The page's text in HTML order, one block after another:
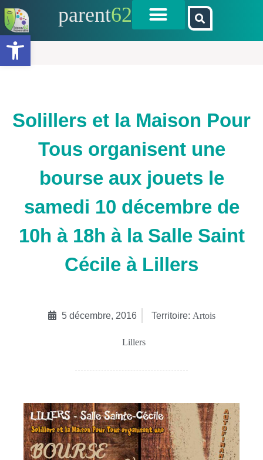
Ouvrir la barre d’outils
parent62
Solillers et la Maison Pour
Tous organisent une
bourse aux jouets le
samedi 10 décembre de
10h à 18h à la Salle Saint
Cécile à Lillers
5 décembre, 2016 Territoire: Artois
Lillers